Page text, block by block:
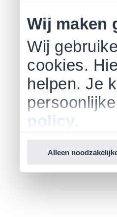
Wij maken
Wij
cookies.
helpen. Je
policy
Alleen